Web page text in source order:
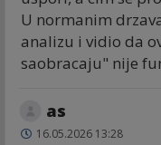
U normanim
analizu i vidio da
saobracaju" nije
as
16.05.2026 13:28